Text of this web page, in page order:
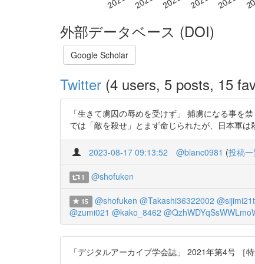
外部データベース (DOI)
Google Scholar
Twitter (4 users, 5 posts, 15
「生きて虜囚の辱めを受けず」 捕虜になる事を
では「敵を殺せ」とまず命じられたが、日本軍
2023-08-17 09:13:52 @blanc0981 (投稿
1 @shofuken
15 @shofuken @Takashi36322002
@zumi021 @kako_8462
「デジタルアーカイブ学会誌」 2021年第4号 ［